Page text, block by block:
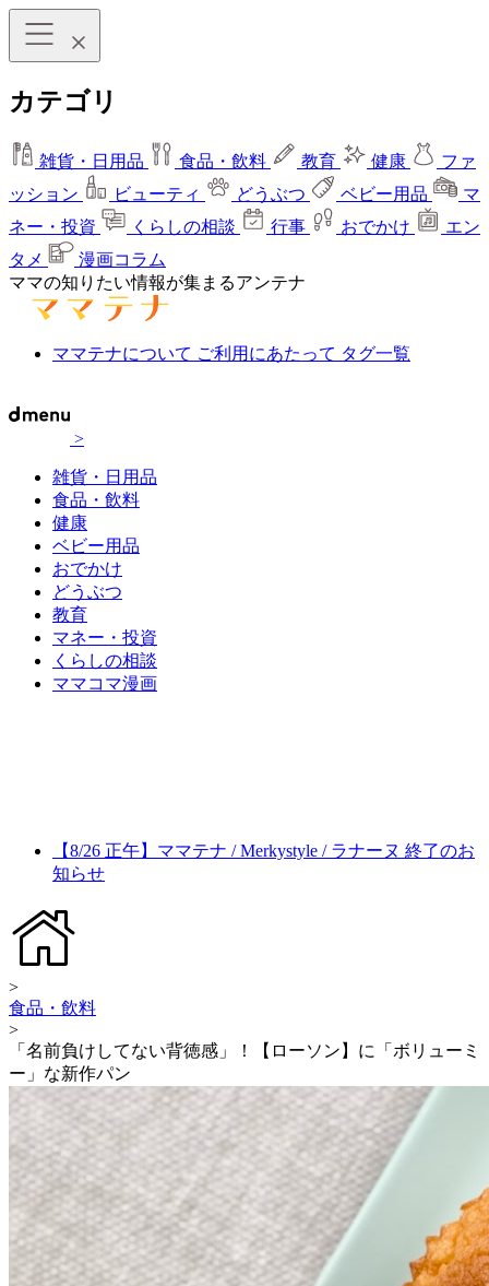
カテゴリ
雑貨・日用品 食品・飲料 教育 健康
ファ
ッション
ビューティ どうぶつ ベビー用品
マ
ネー・投資
くらしの相談 行事 おでかけ
エン
タメ
漫画コラム
ママの知りたい情報が集まるアンテナ
ママテナについて ご利用にあたって タグ一覧
>
雑貨・日用品
食品・飲料
健康
ベビー用品
おでかけ
どうぶつ
教育
マネー・投資
くらしの相談
ママコマ漫画
【8/26 正午】ママテナ / Merkystyle / ラナーヌ 終了のお
知らせ
>
食品・飲料
>
「名前負けしてない背徳感」！【ローソン】に「ボリューミ
ー」な新作パン